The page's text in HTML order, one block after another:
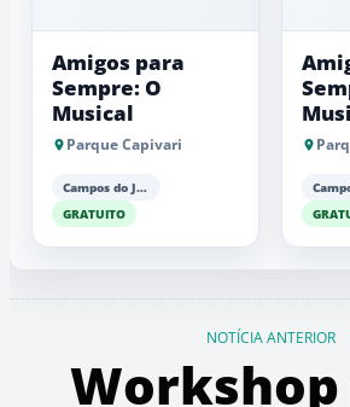
Amigos para
Sempre: O
Musical
Parque Capivari
Campos do Jordão
GRATUITO
NOTÍCIA ANTERIOR